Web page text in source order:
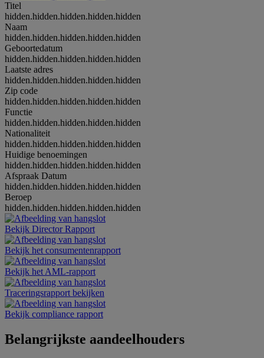
Titel
hidden.hidden.hidden.hidden.hidden
Naam
hidden.hidden.hidden.hidden.hidden
Geboortedatum
hidden.hidden.hidden.hidden.hidden
Laatste adres
hidden.hidden.hidden.hidden.hidden
Zip code
hidden.hidden.hidden.hidden.hidden
Functie
hidden.hidden.hidden.hidden.hidden
Nationaliteit
hidden.hidden.hidden.hidden.hidden
Huidige benoemingen
hidden.hidden.hidden.hidden.hidden
Afspraak Datum
hidden.hidden.hidden.hidden.hidden
Beroep
hidden.hidden.hidden.hidden.hidden
Bekijk Director Rapport
Bekijk het consumentenrapport
Bekijk het AML-rapport
Traceringsrapport bekijken
Bekijk compliance rapport
Belangrijkste aandeelhouders